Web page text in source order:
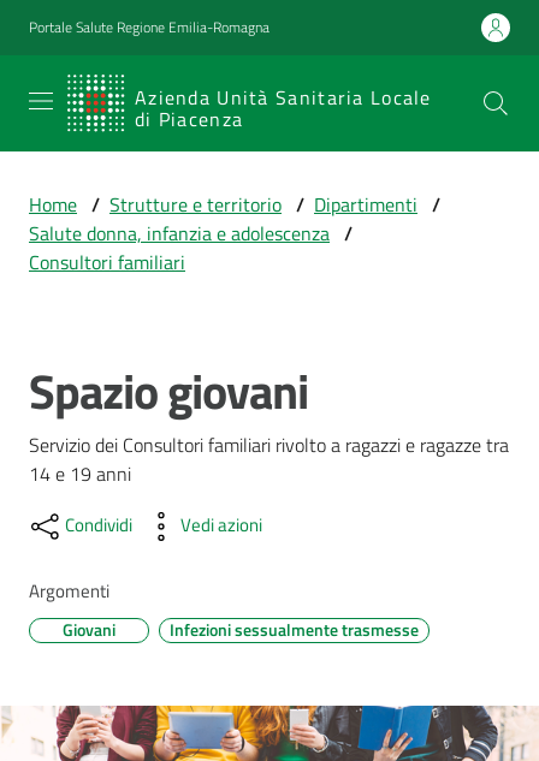
Vai al contenuto
Vai alla navigazione
Vai al footer
Portale Salute Regione Emilia-Romagna
Azienda Unità Sanitaria Locale
di Piacenza
SERVIZIO
SANITARIO
Emilia-
Romagna
Prestazioni
e
percorsi
di
cura
Come
per...
Home / Strutture e territorio / Dipartimenti /
Salute donna, infanzia e adolescenza /
Consultori familiari
Salta al contenuto
Spazio giovani
Servizio dei Consultori familiari rivolto a ragazzi e ragazze tra
14 e 19 anni
Condividi Vedi azioni
Argomenti
Giovani Infezioni sessualmente trasmesse